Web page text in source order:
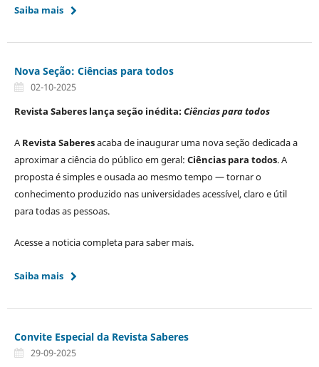
Saiba mais
Nova Seção: Ciências para todos
02-10-2025
Revista Saberes lança seção inédita:Ciências para todos
ARevista Saberesacaba de inaugurar uma nova seção dedicada a
aproximar a ciência do público em geral: Ciências para todos. A
proposta é simples e ousada ao mesmo tempo — tornar o
conhecimento produzido nas universidades acessível, claro e útil
para todas as pessoas.
Acesse a noticia completa para saber mais.
Saiba mais
Convite Especial da Revista Saberes
29-09-2025